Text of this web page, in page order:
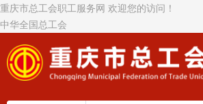
重庆市总工会职工服务网 欢迎您的访问！
中华全国总工会